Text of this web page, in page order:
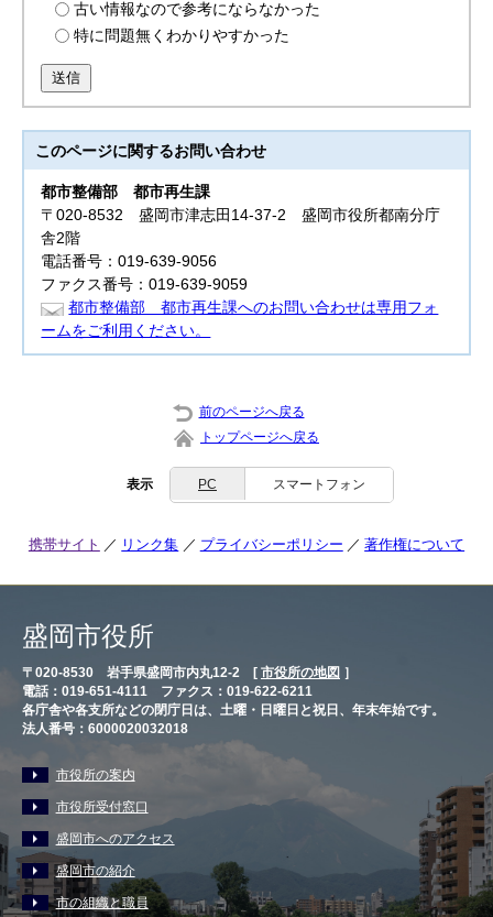
古い情報なので参考にならなかった
特に問題無くわかりやすかった
送信
このページに関するお問い合わせ
都市整備部 都市再生課
〒020-8532 盛岡市津志田14-37-2 盛岡市役所都南分庁
舎2階
電話番号：019-639-9056
ファクス番号：019-639-9059
都市整備部 都市再生課へのお問い合わせは専用フォ
ームをご利用ください。
前のページへ戻る
トップページへ戻る
表示 PC スマートフォン
携帯サイト リンク集 プライバシーポリシー 著作権について
盛岡市役所
〒020-8530 岩手県盛岡市内丸12-2 [ 市役所の地図 ］
電話：019-651-4111 ファクス：019-622-6211
各庁舎や各支所などの閉庁日は、土曜・日曜日と祝日、年末年始です。
法人番号：6000020032018
市役所の案内
市役所受付窓口
盛岡市へのアクセス
盛岡市の紹介
市の組織と職員